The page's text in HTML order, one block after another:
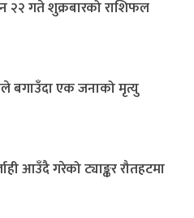
२२ गते शुक्रबारको राशिफल
बगाउँदा एक जनाको मृत्यु
आउँदै गरेको ट्याङ्कर रौतहटमा